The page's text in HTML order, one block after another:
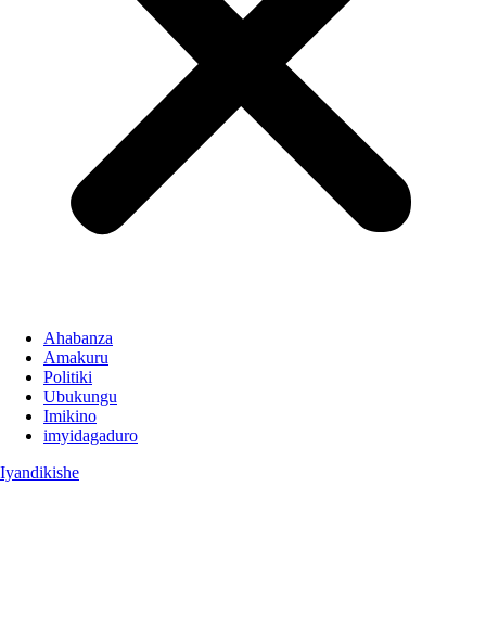
Ahabanza
Amakuru
Politiki
Ubukungu
Imikino
imyidagaduro
Iyandikishe